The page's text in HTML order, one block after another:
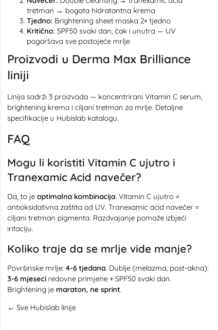
tretman → bogata hidratantna krema
Tjedno: Brightening sheet maska 2× tjedno
Kritično: SPF50 svaki dan, čak i unutra — UV
pogoršava sve postojeće mrlje
Proizvodi u Derma Max Brilliance
liniji
Linija sadrži 3 proizvoda — koncentrirani Vitamin C serum,
brightening krema i ciljani tretman za mrlje. Detaljne
specifikacije u Hubislab katalogu.
FAQ
Mogu li koristiti Vitamin C ujutro i
Tranexamic Acid navečer?
Da, to je optimalna kombinacija. Vitamin C ujutro =
antioksidativna zaštita od UV. Tranexamic acid navečer =
ciljani tretman pigmenta. Razdvajanje pomaže izbjeći
iritaciju.
Koliko traje da se mrlje vide manje?
Površinske mrlje: 4-6 tjedana. Dublje (melazma, post-akna):
3-6 mjeseci redovne primjene + SPF50 svaki dan.
Brightening je maraton, ne sprint.
← Sve Hubislab linije